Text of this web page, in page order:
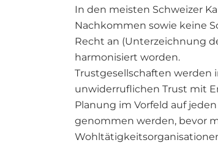
In den meisten Schweizer
Nachkommen sowie keine
Recht an (Unterzeichnung
harmonisiert worden.
Trustgesellschaften werden
unwiderruflichen Trust mit
Planung im Vorfeld auf
genommen werden, bevor